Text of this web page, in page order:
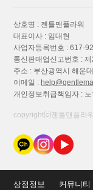
상호명 : 젠틀맨플라워
대표이사 : 임대현
사업자등록번호 : 617-
통신판매업신고번호 :
주소 : 부산광역시 해운
이메일 :
개인정보취급책임자 :
copyright⒞젠틀맨플라
상점정보 커뮤니티